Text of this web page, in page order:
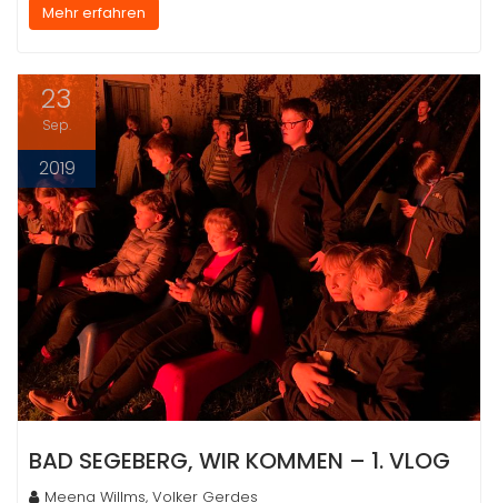
Mehr erfahren
23
Sep.
2019
BAD SEGEBERG, WIR KOMMEN – 1. VLOG
Meena Willms, Volker Gerdes